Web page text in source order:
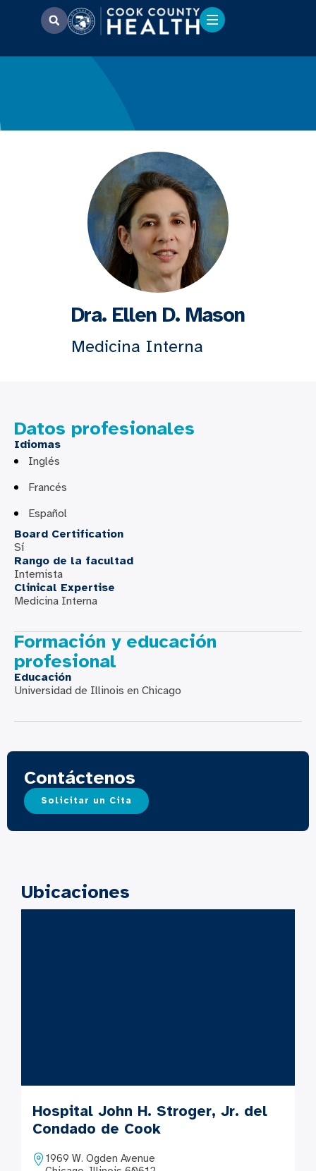
Dra. Ellen D. Mason
Medicina Interna
Datos profesionales
Idiomas
Inglés
Francés
Español
Board Certification
Sí
Rango de la facultad
Internista
Clinical Expertise
Medicina Interna
Formación y educación
profesional
Educación
Universidad de Illinois en Chicago
Contáctenos
Solicitar un Cita
Ubicaciones
Hospital John H. Stroger, Jr. del
Condado de Cook
1969 W. Ogden Avenue